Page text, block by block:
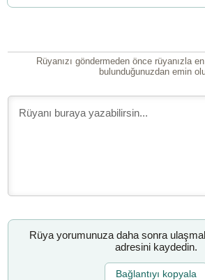
Rüyanızı göndermeden önce rüyanızla
bulunduğunuzdan emin
Rüya yorumunuza daha sonra
adresini kaydedin.
Bağlantıyı kopyala